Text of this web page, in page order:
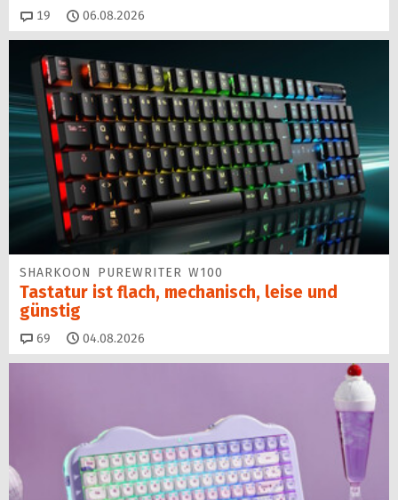
19 Kommentare
06.08.2026
SHARKOON PUREWRITER W100
Tastatur ist flach, mechanisch, leise und
günstig
69 Kommentare
04.08.2026